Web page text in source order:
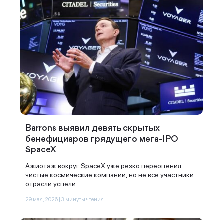
Barrons выявил девять скрытых
бенефициаров грядущего мега-IPO
SpaceX
Ажиотаж вокруг SpaceX уже резко переоценил
чистые космические компании, но не все участники
отрасли успели...
29 мая, 2026 | 3 минуты чтения